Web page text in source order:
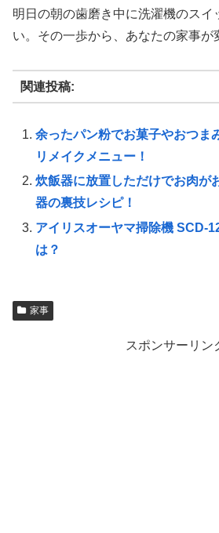
明日の朝の歯磨き中に洗濯機のスイ
い。その一歩から、あなたの家事が
関連投稿:
余ったパン粉でお菓子やおつま
リメイクメニュー！
炊飯器に放置しただけでお肉が
器の裏技レシピ！
アイリスオーヤマ掃除機 SCD-
は？
家事
スポンサーリン